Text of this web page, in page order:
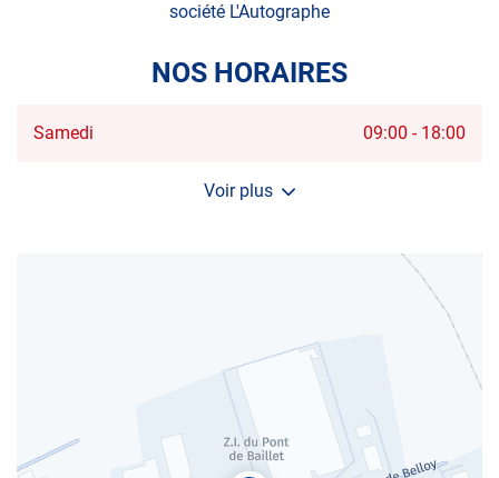
société L'Autographe
NOS HORAIRES
Horaires
Samedi 09:00 - 18:00
Voir plus
et
MONTSOULT